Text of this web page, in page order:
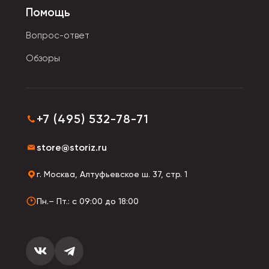
процессе игры с пластилином появляются мелкие
пузырьки воздуха, и они со звуком лопаются.
держит, начинает растекаться. Поддается резке
Помощь
Вопрос-ответ
Обзоры
+7 (495) 532-78-71
store@storiz.ru
г. Москва, Алтуфьевское ш. 37, стр. 1
Пн.– Пт.: с 09:00 до 18:00